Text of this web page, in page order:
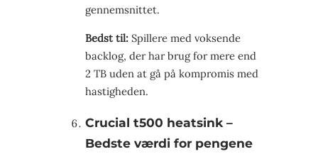
gennemsnittet.
Bedst til: Spillere med voksende
backlog, der har brug for mere end
2 TB uden at gå på kompromis med
hastigheden.
Crucial t500 heatsink –
Bedste værdi for pengene